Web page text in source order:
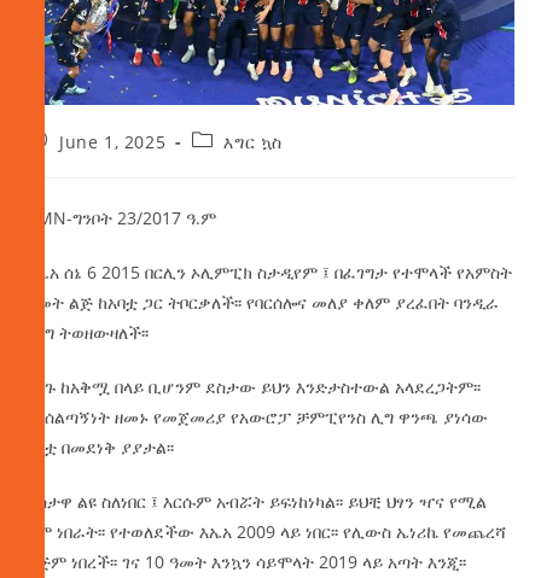
June 1, 2025 እግር ኳስ
AMN-ግንቦት 23/2017 ዓ.ም
እኤአ ሰኔ 6 2015 በርሊን ኦሊምፒክ ስታዲየም ፤ በፈገግታ የተሞላች የአምስት
ዓመት ልጅ ከአባቷ ጋር ትቦርቃለች፡፡ የባርሰሎና መለያ ቀለም ያረፈበት ባንዲራ
ዘንግ ትወዘውዛለች፡፡
ዘንጉ ከአቅሟ በላይ ቢሆንም ደስታው ይህን እንድታስተውል አላደረጋትም፡፡
በአሰልጣኝነት ዘመኑ የመጀመሪያ የአውሮፓ ቻምፒየንስ ሊግ ዋንጫ ያነሳው
አባቷ በመደነቅ ያያታል፡፡
ደስታዋ ልዩ ስለነበር ፤ እርሱም አብሯት ይፍነከነካል፡፡ ይህቺ ህፃን ዣና የሚል
ስም ነበራት፡፡ የተወለደችው እኤአ 2009 ላይ ነበር፡፡ የሊውስ ኤነሪኬ የመጨረሻ
ልጅም ነበረች፡፡ ገና 10 ዓመት እንኳን ሳይሞላት 2019 ላይ አጣት እንጂ፡፡